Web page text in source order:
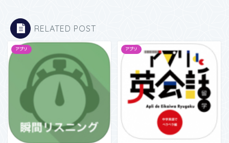
RELATED POST
アプリ アプリ